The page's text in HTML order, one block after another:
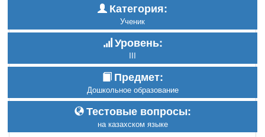
Категория:
Ученик
Уровень:
III
Предмет:
Дошкольное образование
Тестовые вопросы:
на казахском языке